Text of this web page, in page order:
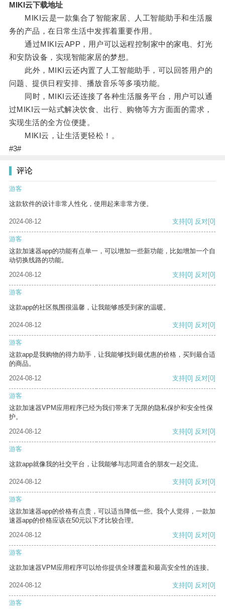
MIKI云下载地址
MIKI云是一款集合了智能家居、人工智能助手和生活服
务的产品，在日常生活中发挥着重要作用。
通过MIKI云APP，用户可以远程控制家中的家电、灯光
和安防设备，实现智能家居的梦想。
此外，MIKI云还内置了人工智能助手，可以回答用户的
问题、提供日程安排、播放音乐等多项功能。
同时，MIKI云还连接了各种生活服务平台，用户可以通
过MIKI云一站式解决饮食、出行、购物等方方面面的需求，
实现生活的全方位便捷。
MIKI云，让生活更轻松！。
#3#
评论
游客
这款软件的设计非常人性化，使用起来非常方便。
2024-08-12 支持[0] 反对[0]
游客
这款加速器app的功能有点单一，可以增加一些新功能，比如增加一个自
动切换线路的功能。
2024-08-12
支持[0] 反对[0]
游客
这款app的社区氛围很温馨，让我能够感受到家的温暖。
2024-08-12 支持[0] 反对[0]
游客
这款app是我购物的得力助手，让我能够找到最优惠的价格，买到最合适
的商品。
2024-08-12
支持[0] 反对[0]
游客
这款加速器VPM应用程序已经为我们带来了无限的隐私保护和安全性保
护。
2024-08-12
支持[0] 反对[0]
游客
这款app就像我的社交平台，让我能够与志同道合的朋友一起交流。
2024-08-12 支持[0] 反对[0]
游客
这款加速器app的价格有点贵，可以适当降低一些。我个人觉得，一款加
速器app的价格应该在50元以下才比较合理。
2024-08-12
支持[0] 反对[0]
游客
这款加速器VPM应用程序可以给你提供全球覆盖和最高安全性的连接。
2024-08-12 支持[0] 反对[0]
游客